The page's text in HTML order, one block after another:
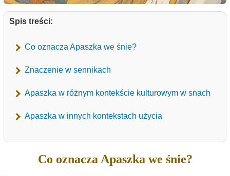
Spis treści:
Co oznacza Apaszka we śnie?
Znaczenie w sennikach
Apaszka w różnym kontekście kulturowym w snach
Apaszka w innych kontekstach użycia
Co oznacza Apaszka we śnie?